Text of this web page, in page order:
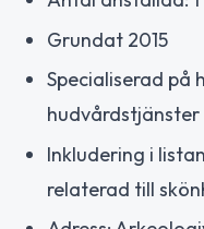
Grundat 2015
Specialiserad på
hudvårdstjänster
Inkludering i
relaterad till